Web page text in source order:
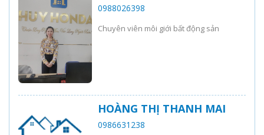
0988026398
Chuyên viên môi giới bất động sản
HOÀNG THỊ THANH MAI
0986631238